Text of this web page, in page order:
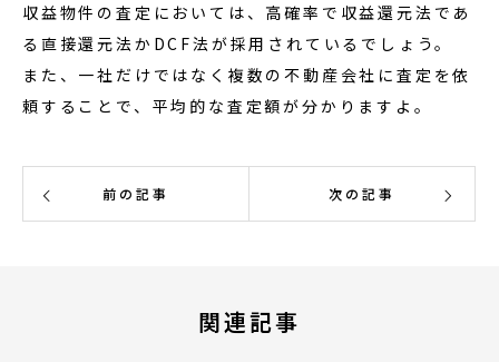
収益物件の査定においては、高確率で収益還元法であ
る直接還元法かDCF法が採用されているでしょう。
また、一社だけではなく複数の不動産会社に査定を依
頼することで、平均的な査定額が分かりますよ。
前の記事 次の記事
関連記事